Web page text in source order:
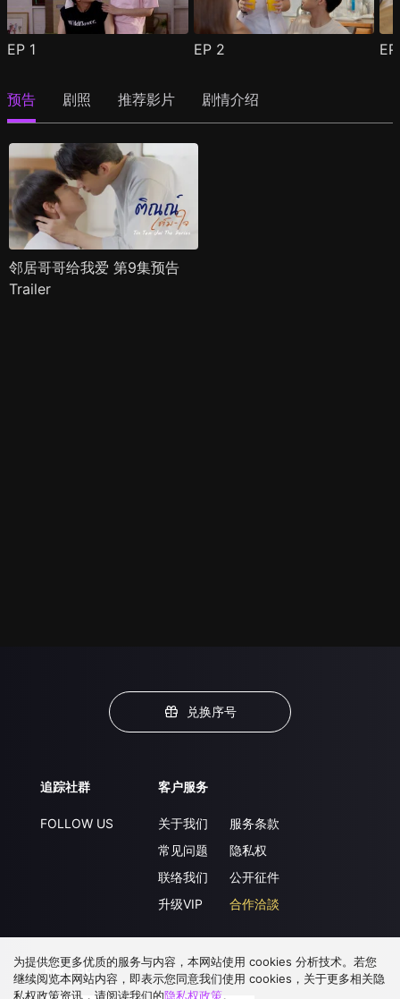
EP 1 EP 2
预告 剧照 推荐影片 剧情介绍
邻居哥哥给我爱 第9集预告
Trailer
兑换序号
追踪社群
FOLLOW US
客户服务
关于我们
常见问题
联络我们
升级VIP
服务条款
隐私权
公开征件
合作洽談
下载 APP
为提供您更多优质的服务与内容，本网站使用 cookies 分析技术。若您
继续阅览本网站内容，即表示您同意我们使用 cookies，关于更多相关隐
私权政策资讯，请阅读我们的隐私权政策。